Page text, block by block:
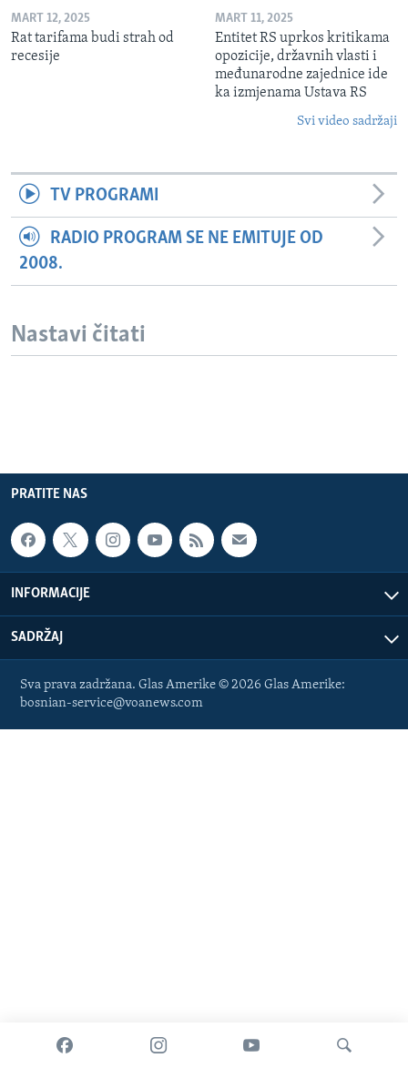
MART 12, 2025
Rat tarifama budi strah od
recesije
MART 11, 2025
Entitet RS uprkos kritikama
opozicije, državnih vlasti i
međunarodne zajednice ide
ka izmjenama Ustava RS
Svi video sadržaji
TV PROGRAMI
RADIO PROGRAM SE NE EMITUJE OD
2008.
Nastavi čitati
PRATITE NAS
INFORMACIJE
SADRŽAJ
Sva prava zadržana. Glas Amerike © 2026 Glas Amerike:
bosnian-service@voanews.com